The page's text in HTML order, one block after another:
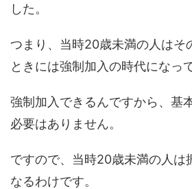
した。
つまり、当時20歳未満の人はそ
ときには強制加入の時代になっ
強制加入できるんですから、基
必要はありません。
ですので、当時20歳未満の人は
なるわけです。